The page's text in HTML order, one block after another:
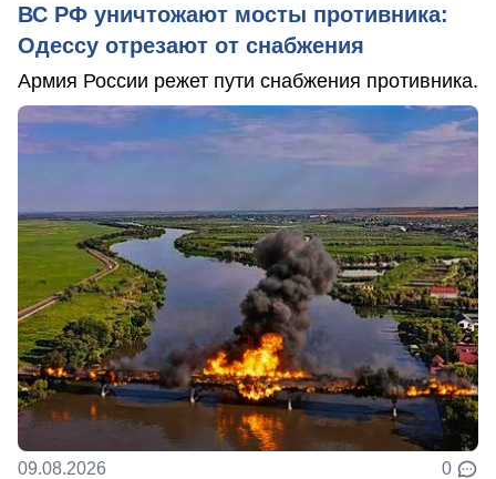
ВС РФ уничтожают мосты противника:
Одессу отрезают от снабжения
Армия России режет пути снабжения противника.
09.08.2026 0